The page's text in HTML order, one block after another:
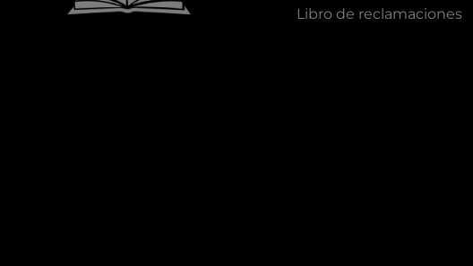
Libro de reclamaciones